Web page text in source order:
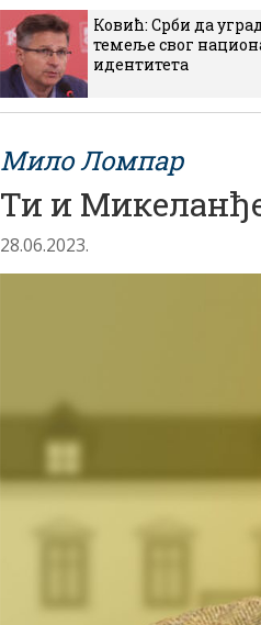
Ковић: Срби да
темеље свог
идентитета
Мило Ломпар
Ти и
28.06.2023.